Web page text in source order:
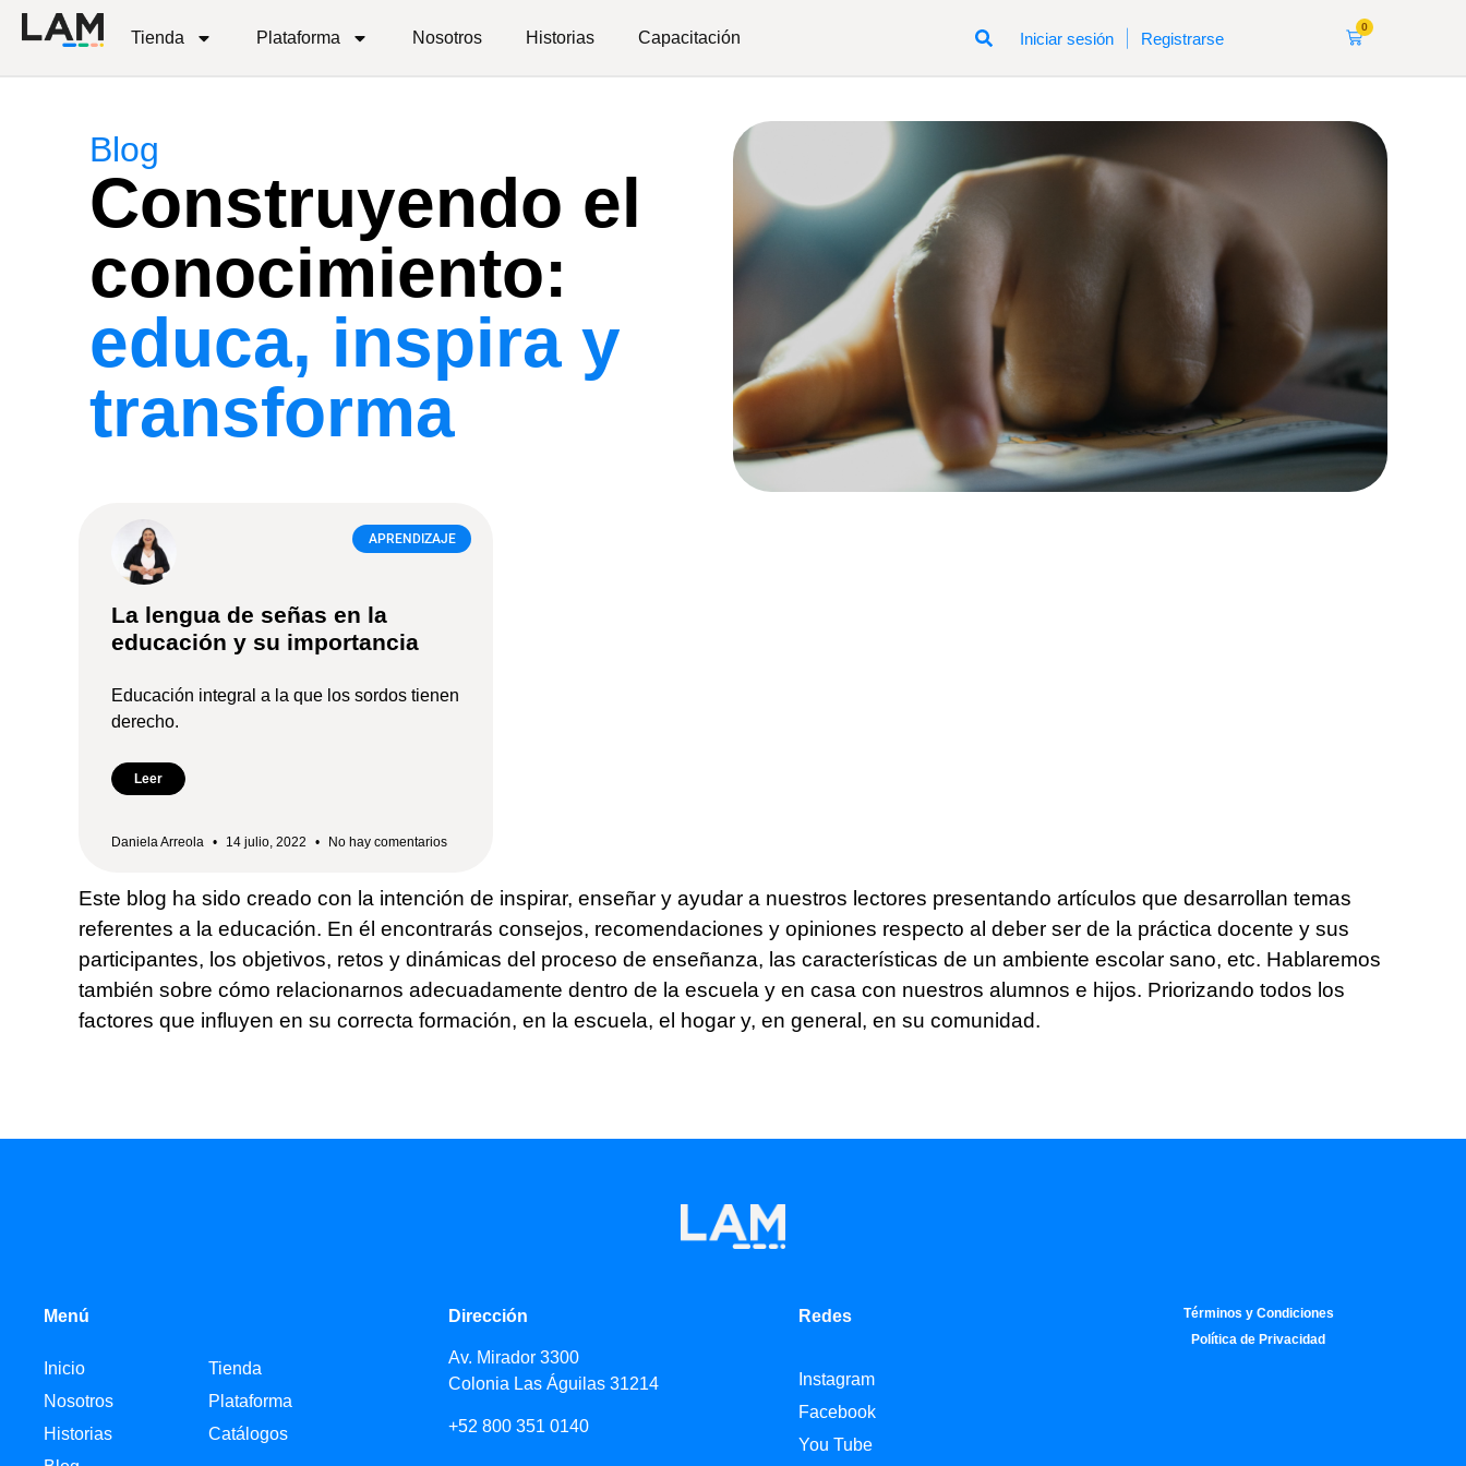
Tienda Plataforma Nosotros Historias Capacitación Iniciar sesión Registrarse
0
Blog
Construyendo el
conocimiento:
educa, inspira y
transforma
APRENDIZAJE
La lengua de señas en la
educación y su importancia
Educación integral a la que los sordos tienen
derecho.
Leer
Daniela Arreola 14 julio, 2022 No hay comentarios
Este blog ha sido creado con la intención de inspirar, enseñar y ayudar a nuestros lectores presentando artículos que desarrollan temas
referentes a la educación. En él encontrarás consejos, recomendaciones y opiniones respecto al deber ser de la práctica docente y sus
participantes, los objetivos, retos y dinámicas del proceso de enseñanza, las características de un ambiente escolar sano, etc. Hablaremos
también sobre cómo relacionarnos adecuadamente dentro de la escuela y en casa con nuestros alumnos e hijos. Priorizando todos los
factores que influyen en su correcta formación, en la escuela, el hogar y, en general, en su comunidad.
Menú
Inicio
Nosotros
Historias
Tienda
Plataforma
Catálogos
Dirección
Av. Mirador 3300
Colonia Las Águilas 31214
+52 800 351 0140
Redes
Instagram
Facebook
You Tube
Términos y Condiciones
Política de Privacidad